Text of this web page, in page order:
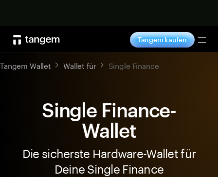
Tangem kaufen
Tangem Wallet Wallet für Single Finance
Single Finance-
Wallet
Die sicherste Hardware-Wallet für
Deine Single Finance